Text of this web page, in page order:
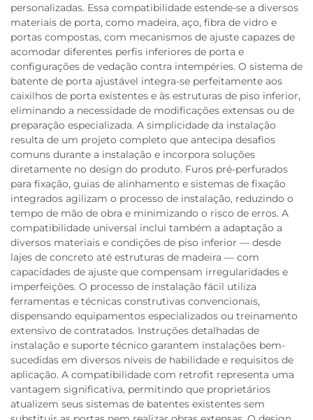
personalizadas. Essa compatibilidade estende-se a diversos
materiais de porta, como madeira, aço, fibra de vidro e
portas compostas, com mecanismos de ajuste capazes de
acomodar diferentes perfis inferiores de porta e
configurações de vedação contra intempéries. O sistema de
batente de porta ajustável integra-se perfeitamente aos
caixilhos de porta existentes e às estruturas de piso inferior,
eliminando a necessidade de modificações extensas ou de
preparação especializada. A simplicidade da instalação
resulta de um projeto completo que antecipa desafios
comuns durante a instalação e incorpora soluções
diretamente no design do produto. Furos pré-perfurados
para fixação, guias de alinhamento e sistemas de fixação
integrados agilizam o processo de instalação, reduzindo o
tempo de mão de obra e minimizando o risco de erros. A
compatibilidade universal inclui também a adaptação a
diversos materiais e condições de piso inferior — desde
lajes de concreto até estruturas de madeira — com
capacidades de ajuste que compensam irregularidades e
imperfeições. O processo de instalação fácil utiliza
ferramentas e técnicas construtivas convencionais,
dispensando equipamentos especializados ou treinamento
extensivo de contratados. Instruções detalhadas de
instalação e suporte técnico garantem instalações bem-
sucedidas em diversos níveis de habilidade e requisitos de
aplicação. A compatibilidade com retrofit representa uma
vantagem significativa, permitindo que proprietários
atualizem seus sistemas de batentes existentes sem